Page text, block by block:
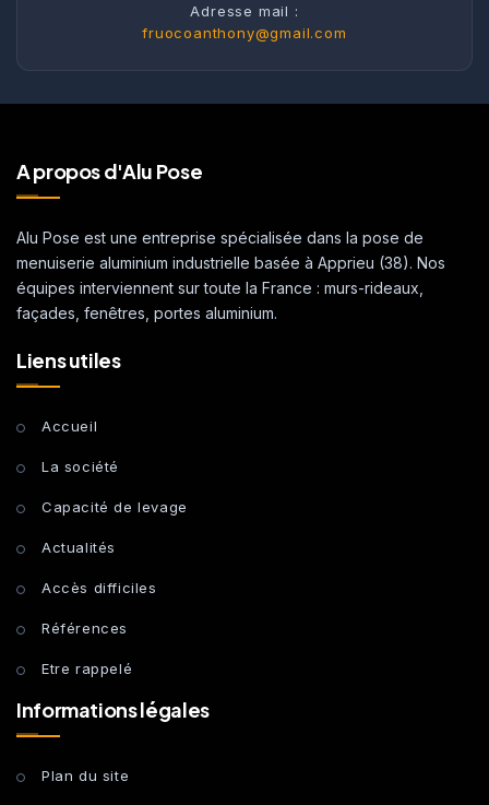
Adresse mail :
fruocoanthony@gmail.com
A propos d'Alu Pose
Alu Pose est une entreprise spécialisée dans la pose de
menuiserie aluminium industrielle basée à Apprieu (38). Nos
équipes interviennent sur toute la France : murs-rideaux,
façades, fenêtres, portes aluminium.
Liens utiles
Accueil
La société
Capacité de levage
Actualités
Accès difficiles
Références
Etre rappelé
Informations légales
Plan du site